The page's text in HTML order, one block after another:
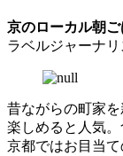
京のローカル朝
ラベルジャーナリ
昔ながらの町家
楽しめると人気
京都ではお目当